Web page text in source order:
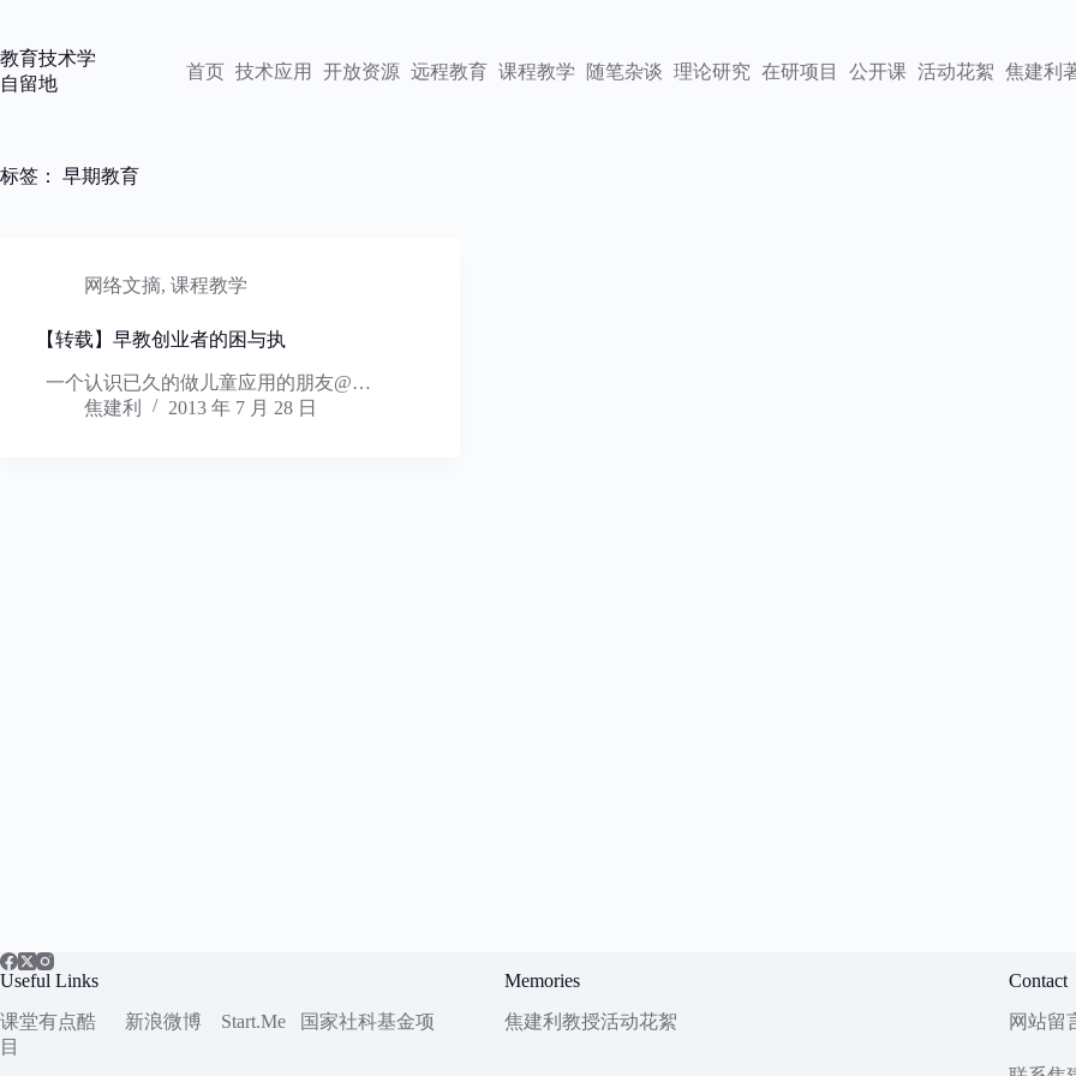
内
容
教育技术学
自留地
首页 技术应用 开放资源 远程教育 课程教学 随笔杂谈 理论研究 在研项目 公开课 活动花絮 焦建利
标签： 早期教育
网络文摘, 课程教学
【转载】早教创业者的困与执
一个认识已久的做儿童应用的朋友@…
焦建利
2013 年 7 月 28 日
Useful Links
课堂有点酷
新浪微博 Start.Me 国家社科基金项
目
Memories
焦建利教授活动花絮
Contact
网站留